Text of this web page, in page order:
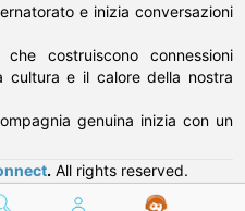
e inizia conversazioni
costruiscono connessioni
cultura e il calore della nostra
genuina inizia con un
. All rights reserved.